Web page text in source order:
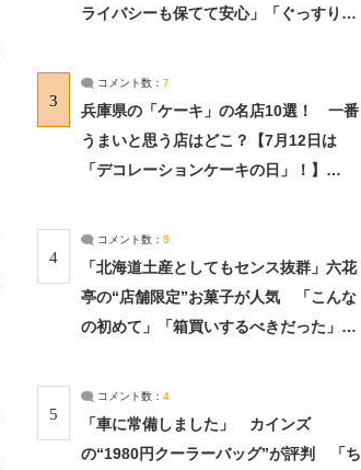
ライバシーも保てて安心」「ぐっすり眠
3
コメント数： 7
兵庫県の「ケーキ」の名店10選！ 一番
うまいと思う店はどこ？【7月12日は
「デコレーションケーキの日」！】
4
コメント数： 5
「北海道土産としてもセンス抜群」六花
亭の“店舗限定”お菓子が人気 「こんな
の初めて」「箱買いするべきだった」
5
コメント数： 4
「車に常備しました」 カインズ
の“1980円クーラーバッグ”が評判 「ち